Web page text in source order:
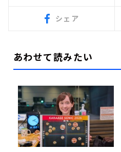
シェア
あわせて読みたい